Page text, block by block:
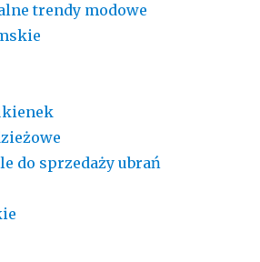
trendy modowe
do sprzedaży ubrań